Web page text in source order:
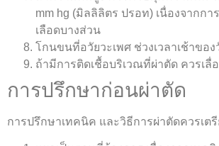
mm hg (มิลลิลิตร ปรอท) เนื่องจากกา
เลือดบางส่วน
โกนขนที่อวัยวะเพศ ช่วงเวลาเช้าขอ
ถ้ามีการติดเชื้อบริเวณที่ผ่าตัด ควรเลื่
การปรึกษาก่อนผ่าตัด
การปรึกษาเทคนิค และวิธีการผ่าตัดควรเตรี